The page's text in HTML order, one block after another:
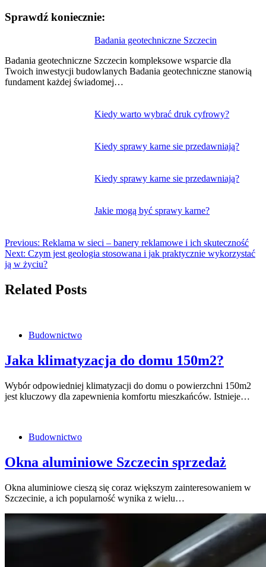
Sprawdź koniecznie:
Badania geotechniczne Szczecin
Badania geotechniczne Szczecin kompleksowe wsparcie dla
Twoich inwestycji budowlanych Badania geotechniczne stanowią
fundament każdej świadomej…
Kiedy warto wybrać druk cyfrowy?
Kiedy sprawy karne sie przedawniają?
Kiedy sprawy karne sie przedawniają?
Jakie mogą być sprawy karne?
wpisu
Previous: Reklama w sieci – banery reklamowe i ich skuteczność
Next: Czym jest geologia stosowana i jak praktycznie wykorzystać
ją w życiu?
Related Posts
Budownictwo
Jaka klimatyzacja do domu 150m2?
Wybór odpowiedniej klimatyzacji do domu o powierzchni 150m2
jest kluczowy dla zapewnienia komfortu mieszkańców. Istnieje…
Budownictwo
Okna aluminiowe Szczecin sprzedaż
Okna aluminiowe cieszą się coraz większym zainteresowaniem w
Szczecinie, a ich popularność wynika z wielu…